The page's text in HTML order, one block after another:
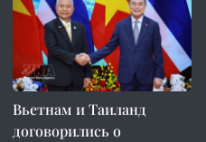
Вьетнам и Таиланд
договорились о